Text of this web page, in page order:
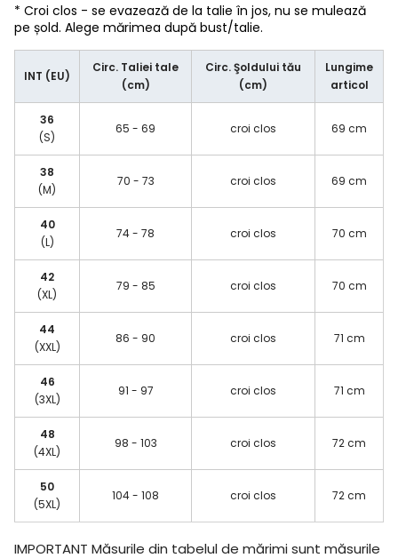
* Croi clos - se evazează de la talie în jos, nu se mulează
pe șold. Alege mărimea după bust/talie.
INT (EU)
Circ. Taliei tale
(cm)
Circ. Şoldului tău
(cm)
Lungime
articol
36
(S)
65 - 69 croi clos 69 cm
38
(M)
70 - 73 croi clos 69 cm
40
(L)
74 - 78 croi clos 70 cm
42
(XL)
79 - 85 croi clos 70 cm
44
(XXL)
86 - 90 croi clos 71 cm
46
(3XL)
91 - 97 croi clos 71 cm
48
(4XL)
98 - 103 croi clos 72 cm
50
(5XL)
104 - 108 croi clos 72 cm
IMPORTANT Măsurile din tabelul de mărimi sunt măsurile